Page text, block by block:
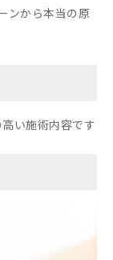
ンから本当の原
い施術内容です